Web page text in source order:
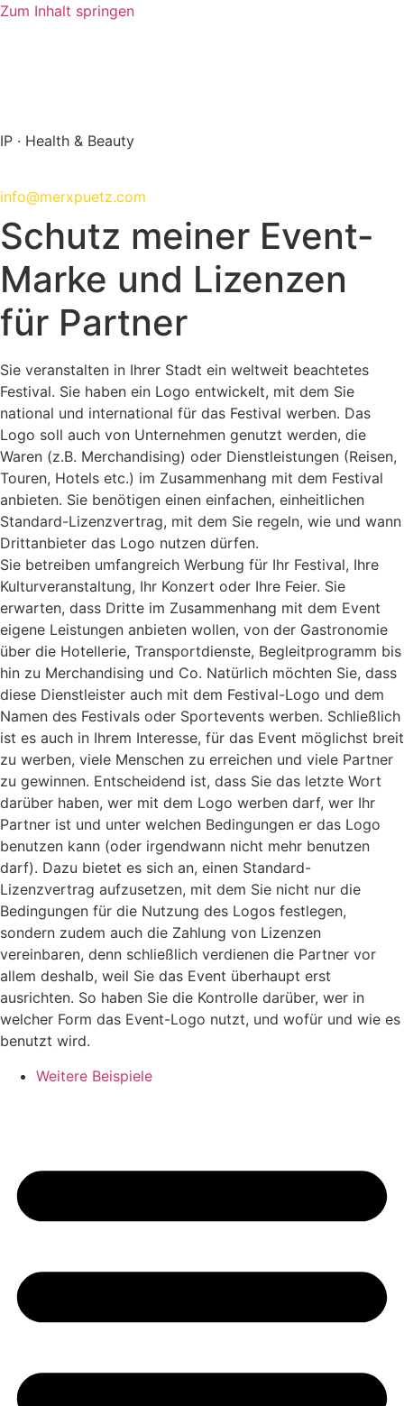
Zum Inhalt springen
IP · Health & Beauty
info@merxpuetz.com
Schutz meiner Event-
Marke und Lizenzen
für Partner
Sie veranstalten in Ihrer Stadt ein weltweit beachtetes
Festival. Sie haben ein Logo entwickelt, mit dem Sie
national und international für das Festival werben. Das
Logo soll auch von Unternehmen genutzt werden, die
Waren (z.B. Merchandising) oder Dienstleistungen (Reisen,
Touren, Hotels etc.) im Zusammenhang mit dem Festival
anbieten. Sie benötigen einen einfachen, einheitlichen
Standard-Lizenzvertrag, mit dem Sie regeln, wie und wann
Drittanbieter das Logo nutzen dürfen.
Sie betreiben umfangreich Werbung für Ihr Festival, Ihre
Kulturveranstaltung, Ihr Konzert oder Ihre Feier. Sie
erwarten, dass Dritte im Zusammenhang mit dem Event
eigene Leistungen anbieten wollen, von der Gastronomie
über die Hotellerie, Transportdienste, Begleitprogramm bis
hin zu Merchandising und Co. Natürlich möchten Sie, dass
diese Dienstleister auch mit dem Festival-Logo und dem
Namen des Festivals oder Sportevents werben. Schließlich
ist es auch in Ihrem Interesse, für das Event möglichst breit
zu werben, viele Menschen zu erreichen und viele Partner
zu gewinnen. Entscheidend ist, dass Sie das letzte Wort
darüber haben, wer mit dem Logo werben darf, wer Ihr
Partner ist und unter welchen Bedingungen er das Logo
benutzen kann (oder irgendwann nicht mehr benutzen
darf). Dazu bietet es sich an, einen Standard-
Lizenzvertrag aufzusetzen, mit dem Sie nicht nur die
Bedingungen für die Nutzung des Logos festlegen,
sondern zudem auch die Zahlung von Lizenzen
vereinbaren, denn schließlich verdienen die Partner vor
allem deshalb, weil Sie das Event überhaupt erst
ausrichten. So haben Sie die Kontrolle darüber, wer in
welcher Form das Event-Logo nutzt, und wofür und wie es
benutzt wird.
Weitere Beispiele